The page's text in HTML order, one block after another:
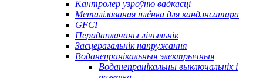
Кантролер узроўню вадкасці
Металізаваная плёнка для кандэнсатара
GFCI
Перадаплачаны лічыльнік
Засцерагальнік напружання
Воданепранікальныя электрычныя
Воданепранікальны выключальнік і